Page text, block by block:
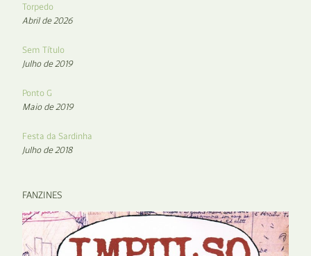
Torpedo
Abril de 2026
Sem Título
Julho de 2019
Ponto G
Maio de 2019
Festa da Sardinha
Julho de 2018
FANZINES